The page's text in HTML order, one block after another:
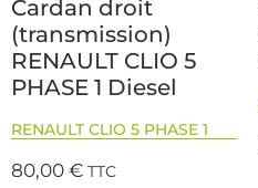
Cardan droit
(transmission)
RENAULT CLIO 5
PHASE 1 Diesel
RENAULT CLIO 5 PHASE 1
80,00€ TTC